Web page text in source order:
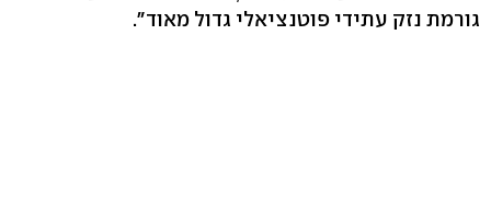
גורמת נזק עתידי פוטנציאלי גדול מאוד".